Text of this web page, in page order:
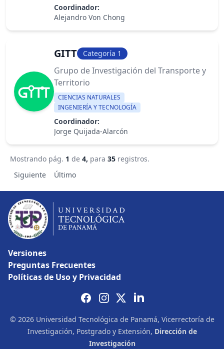
Coordinador:
Alejandro Von Chong
GITT Categoría 1
Grupo de Investigación del Transporte y
Territorio
CIENCIAS NATURALES
INGENIERÍA Y TECNOLOGÍA
Coordinador:
Jorge Quijada-Alarcón
Mostrando pág. 1 de 4, para 35 registros.
Siguiente
Último
Versiones
Preguntas Frecuentes
Políticas de Uso y Privacidad
© 2026 Universidad Tecnológica de Panamá, Vicerrectoría de
Investigación, Postgrado y Extensión, Dirección de
Investigación